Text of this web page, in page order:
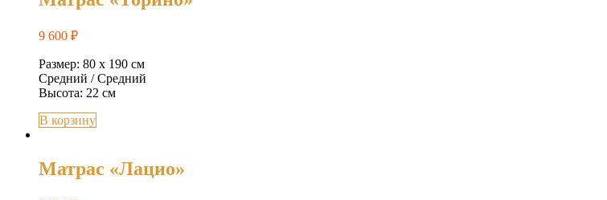
9 600 ₽
Размер: 80 х 190 см
Средний / Средний
Высота: 22 см
В корзину
Матрас «Лацио»